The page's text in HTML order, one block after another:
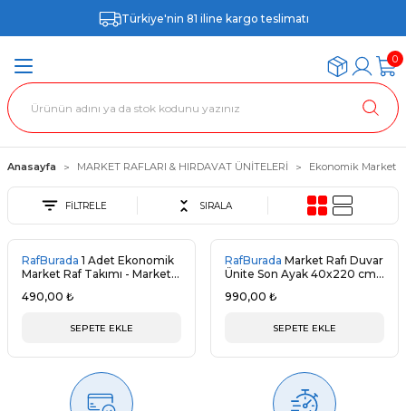
Türkiye'nin 81 iline kargo teslimatı
0
Anasayfa MARKET RAFLARI & HIRDAVAT ÜNİTELERİ Ekonomik Market
FİLTRELE SIRALA
RafBurada
Market Raf Takımı - Market,
490,00 ₺
SEPETE EKLE
RafBurada
Ünite Son Ayak 40x220 cm -
990,00 ₺
SEPETE EKLE